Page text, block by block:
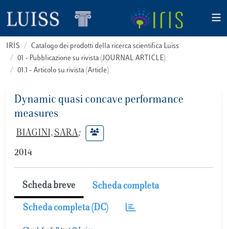
IRIS
Catalogo dei prodotti della ricerca scientifica Luiss
01 - Pubblicazione su rivista (JOURNAL ARTICLE)
01.1 - Articolo su rivista (Article)
Dynamic quasi concave performance
measures
BIAGINI, SARA;
2014
Scheda breve Scheda completa
Scheda completa (DC)